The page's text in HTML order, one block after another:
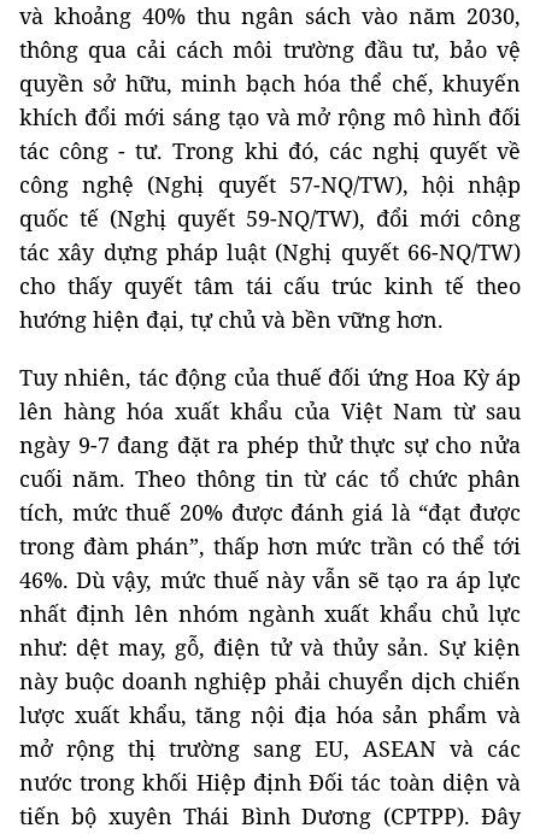
và khoảng 40% thu ngân sách vào năm 2030,
thông qua cải cách môi trường đầu tư, bảo vệ
quyền sở hữu, minh bạch hóa thể chế, khuyến
khích đổi mới sáng tạo và mở rộng mô hình đối
tác công - tư. Trong khi đó, các nghị quyết về
công nghệ (Nghị quyết 57-NQ/TW), hội nhập
quốc tế (Nghị quyết 59-NQ/TW), đổi mới công
tác xây dựng pháp luật (Nghị quyết 66-NQ/TW)
cho thấy quyết tâm tái cấu trúc kinh tế theo
hướng hiện đại, tự chủ và bền vững hơn.
Tuy nhiên, tác động của thuế đối ứng Hoa Kỳ áp
lên hàng hóa xuất khẩu của Việt Nam từ sau
ngày 9-7 đang đặt ra phép thử thực sự cho nửa
cuối năm. Theo thông tin từ các tổ chức phân
tích, mức thuế 20% được đánh giá là “đạt được
trong đàm phán”, thấp hơn mức trần có thể tới
46%. Dù vậy, mức thuế này vẫn sẽ tạo ra áp lực
nhất định lên nhóm ngành xuất khẩu chủ lực
như: dệt may, gỗ, điện tử và thủy sản. Sự kiện
này buộc doanh nghiệp phải chuyển dịch chiến
lược xuất khẩu, tăng nội địa hóa sản phẩm và
mở rộng thị trường sang EU, ASEAN và các
nước trong khối Hiệp định Đối tác toàn diện và
tiến bộ xuyên Thái Bình Dương (CPTPP). Đây